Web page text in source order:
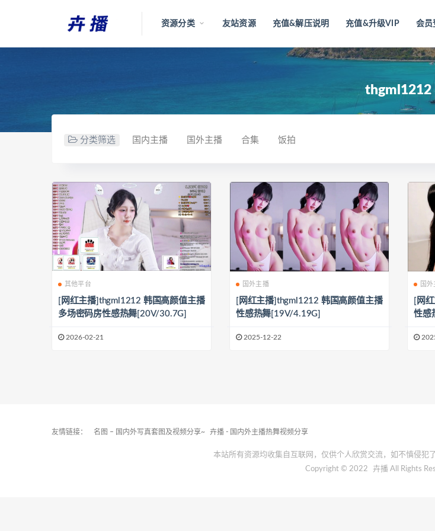
资源分类 友站资源 充值&解压说明 充值&升级VIP 会员
thgml1212
分类筛选 国内主播 国外主播 合集 饭拍
其他平台
[网红主播]thgml1212 韩国高颜值主播
多场密码房性感热舞[20V/30.7G]
2026-02-21
国外主播
[网红主播]thgml1212 韩国高颜值主播
性感热舞[19V/4.19G]
2025-12-22
国
[网
性感
友情链接： 名图 – 国内外写真套图及视频分享~ 卉播 - 国内外主播热舞视频分享
本站所有资源均收集自互联网，仅供个人欣赏交流，如不慎侵犯
Copyright © 2022
卉播 All Rights